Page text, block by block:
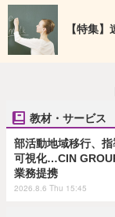
【特集
教材・サービス
部活動地域移行、
可視化…CIN
業務提携
2026.8.6 Thu 15:45